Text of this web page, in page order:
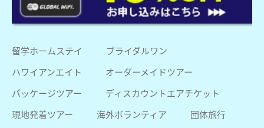
留学ホームステイ
ブライダルワン
ハワイアンエイト
オーダーメイドツアー
パッケージツアー
ディスカウントエアチケット
現地発着ツアー
海外ボランティア
団体旅行